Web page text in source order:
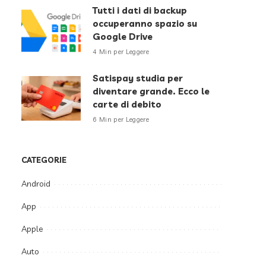
Tutti i dati di backup
occuperanno spazio su
Google Drive
4 Min per Leggere
Satispay studia per
diventare grande. Ecco le
carte di debito
6 Min per Leggere
CATEGORIE
Android
App
Apple
Auto